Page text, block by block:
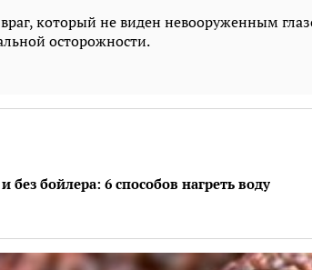
который не виден невооруженным
осторожности.
6 способов нагреть воду